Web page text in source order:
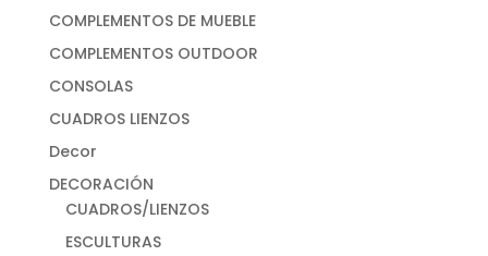
COMPLEMENTOS DE MUEBLE
COMPLEMENTOS OUTDOOR
CONSOLAS
CUADROS LIENZOS
Decor
DECORACIÓN
CUADROS/LIENZOS
ESCULTURAS